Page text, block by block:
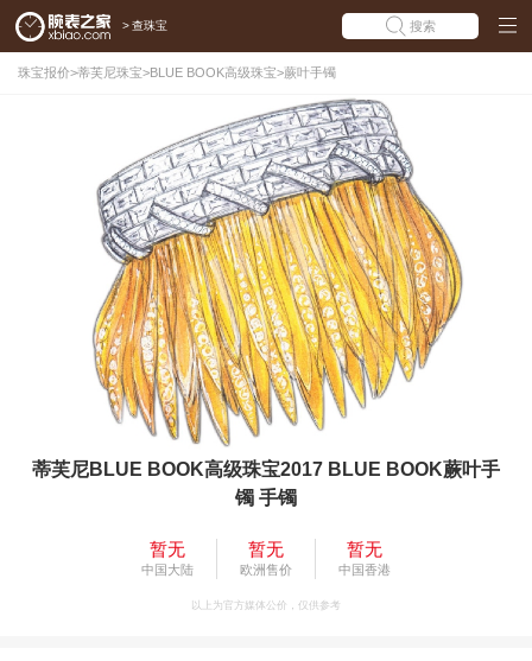
> 查珠宝 搜索
珠宝报价>蒂芙尼珠宝>BLUE BOOK高级珠宝>蕨叶手镯
蒂芙尼BLUE BOOK高级珠宝2017 BLUE BOOK蕨叶手
镯 手镯
暂无
中国大陆
暂无
欧洲售价
暂无
中国香港
以上为官方媒体公价，仅供参考